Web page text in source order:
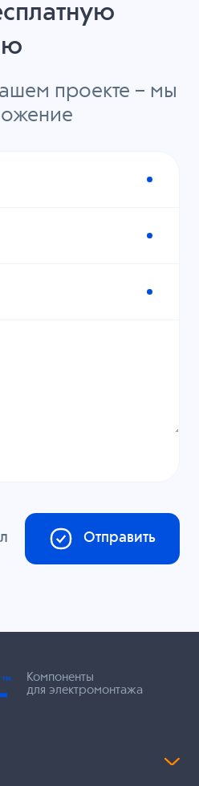
проекте – мы
Отправить
Компоненты
для электромонтажа